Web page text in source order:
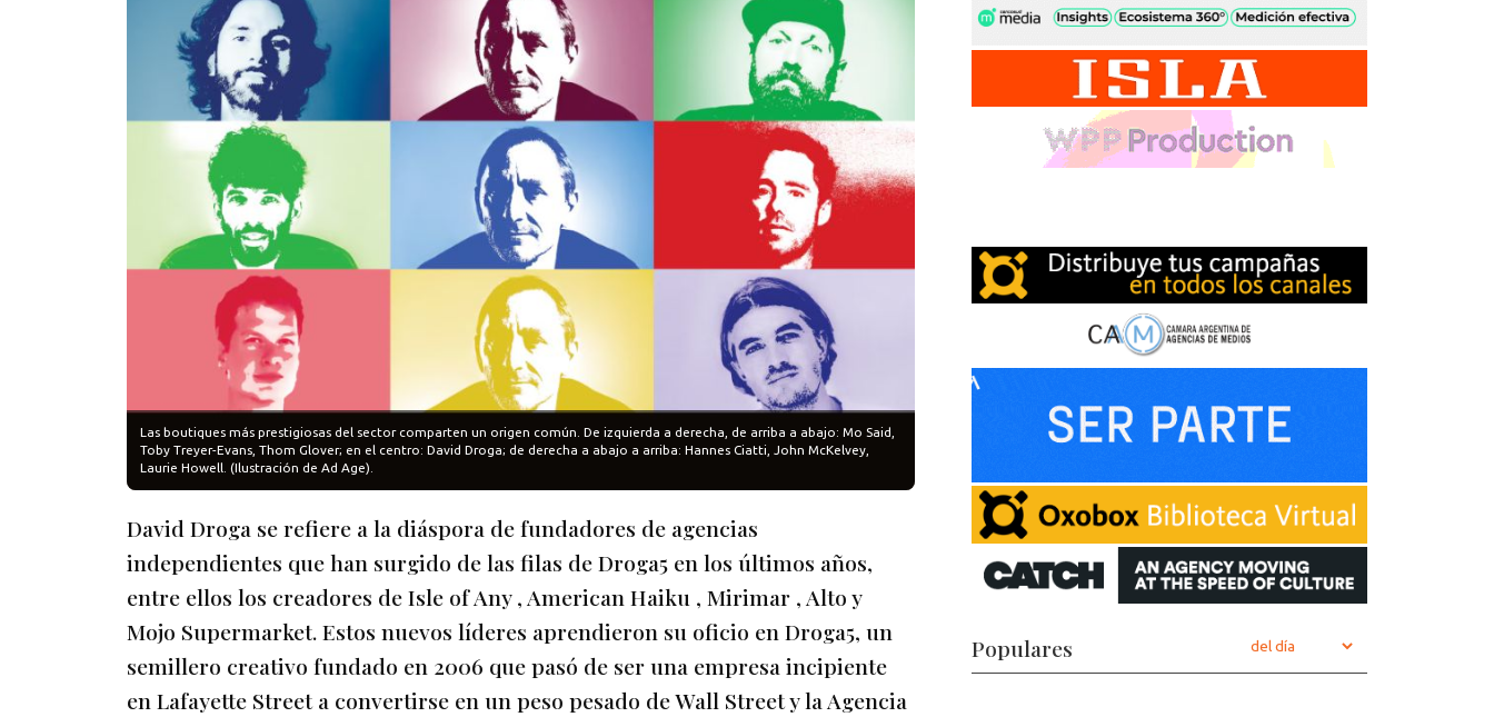
Las boutiques más prestigiosas del sector comparten un origen común. De izquierda a derecha, de arriba a abajo: Mo Said,
Toby Treyer-Evans, Thom Glover; en el centro: David Droga; de derecha a abajo a arriba: Hannes Ciatti, John McKelvey,
Laurie Howell. (Ilustración de Ad Age).
David Droga se refiere a la diáspora de fundadores de agencias
independientes que han surgido de las filas de Droga5 en los últimos años,
entre ellos los creadores de Isle of Any , American Haiku , Mirimar , Alto y
Mojo Supermarket. Estos nuevos líderes aprendieron su oficio en Droga5, un
semillero creativo fundado en 2006 que pasó de ser una empresa incipiente
en Lafayette Street a convertirse en un peso pesado de Wall Street y la Agencia
Populares